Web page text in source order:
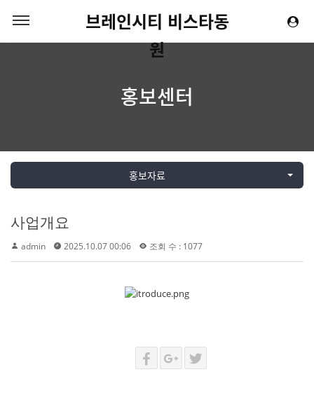
브레인시티 비스타동
원
홍보센터
홍보자료
사업개요
admin 2025.10.07 00:06 조회 수 : 1077